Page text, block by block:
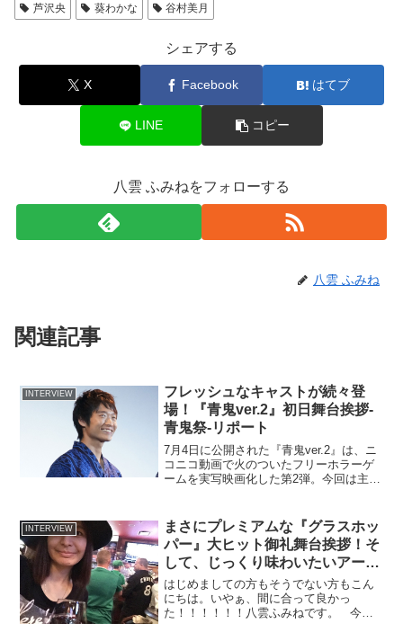
芦沢央
葵わかな 谷村美月
シェアする
X Facebook はてブ
LINE コピー
八雲 ふみねをフォローする
八雲 ふみね
関連記事
INTERVIEW
フレッシュなキャストが続々登
場！『青鬼ver.2』初日舞台挨拶-
青鬼祭-リポート
7月4日に公開された『青鬼ver.2』は、ニ
コニコ動画で火のついたフリーホラーゲ
ームを実写映画化した第2弾。今回は主演
日舞台挨拶の模様をお届けします。簡単
にストーリーを...
INTERVIEW
まさにプレミアムな『グラスホッ
パー』大ヒット御礼舞台挨拶！そ
して、じっくり味わいたいアート
系映画２選
はじめましての方もそうでない方もこん
にちは。いやぁ、間に合って良かっ
た！！！！！！八雲ふみねです。 今